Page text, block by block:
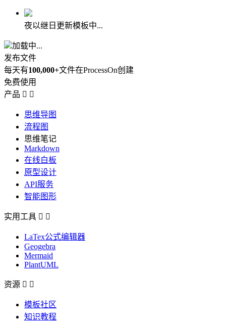
夜以继日更新模板中...
加载中...
发布文件
每天有100,000+文件在ProcessOn创建
免费使用
产品  
思维导图
流程图
思维笔记
Markdown
在线白板
原型设计
API服务
智能图形
实用工具  
LaTex公式编辑器
Geogebra
Mermaid
PlantUML
资源  
模板社区
知识教程